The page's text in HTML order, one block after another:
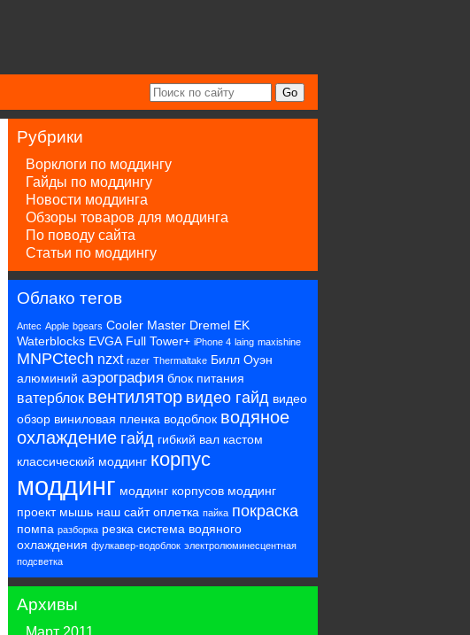
Рубрики
Ворклоги по моддингу
Гайды по моддингу
Новости моддинга
Обзоры товаров для моддинга
По поводу сайта
Статьи по моддингу
Облако тегов
Antec Apple bgears Cooler Master Dremel EK
Waterblocks EVGA Full Tower+ iPhone 4 laing maxishine
MNPCtech nzxt razer Thermaltake Билл Оуэн
алюминий аэрография блок питания
ватерблок вентилятор видео гайд видео
обзор виниловая пленка водоблок водяное
охлаждение гайд гибкий вал кастом
классический моддинг корпус
моддинг моддинг корпусов моддинг
проект мышь наш сайт оплетка пайка покраска
помпа разборка резка система водяного
охлаждения фулкавер-водоблок электролюминесцентная
подсветка
Архивы
Март 2011